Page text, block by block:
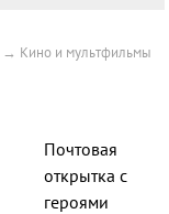
→ Кино и мультфильмы
Почтовая
открытка с
героями